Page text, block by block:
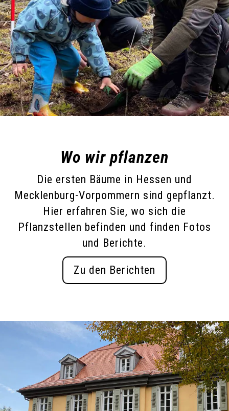
Wo wir pflanzen
Die ersten Bäume in Hessen und
Mecklenburg-Vorpommern sind gepflanzt.
Hier erfahren Sie, wo sich die
Pflanzstellen befinden und finden Fotos
und Berichte.
Zu den Berichten